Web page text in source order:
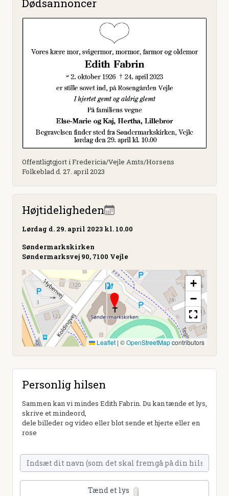
Dødsannoncer
Offentligtgjort i Fredericia/Vejle Amts/Horsens
Folkeblad d. 27. april 2023
Højtideligheden
Lørdag d. 29. april 2023 kl. 10.00
Søndermarkskirken
Søndermarksvej 90, 7100 Vejle
+
−
Leaflet | ©OpenStreetMapcontributors
Personlig hilsen
Sammen kan vi mindes Edith Fabrin. Du kan tænde et lys,
skrive et mindeord,
dele billeder og video eller blot sende et hjerte eller en
rose
Tænd et lys